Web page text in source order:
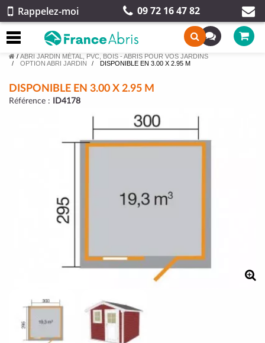
Rappelez-moi 09 72 16 47 82
/ ABRI JARDIN MÉTAL, PVC, BOIS - ABRIS POUR VOS JARDINS
OPTION ABRI JARDIN
DISPONIBLE EN 3.00 X 2.95 M
DISPONIBLE EN 3.00 X 2.95 M
Référence : ID4178